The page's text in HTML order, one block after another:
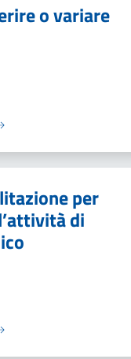
o variare
per
di